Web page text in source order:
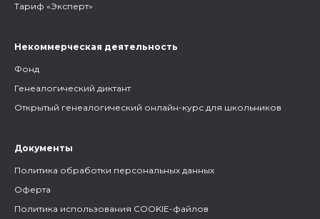
Тариф «Эксперт»
Некоммерческая деятельность
Фонд
Генеалогический диктант
Открытый генеалогический онлайн-курс для школьников
Документы
Политика обработки персональных данных
Оферта
Политика использования COOKIE-файлов